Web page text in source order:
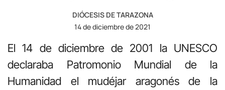
DIÓCESIS DE TARAZONA
14 de diciembre de 2021
El 14 de diciembre de 2001 la UNESCO
declaraba Patromonio Mundial de la
Humanidad el mudéjar aragonés de la